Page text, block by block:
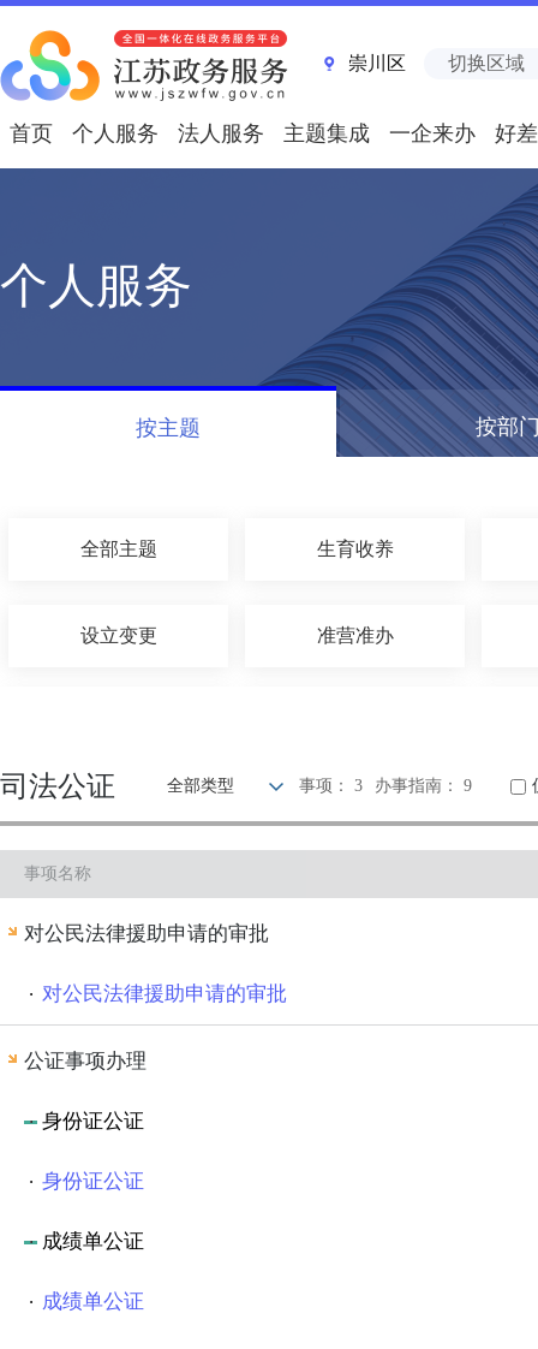
崇川区 切换区域
首页 个人服务 法人服务 主题集成 一企来办 好
个人服务
按主题 按部
全部主题 生育收养
设立变更 准营准办
文化体育 公用事业
司法公证 全部类型 事项： 3 办事指南： 9
事项名称
对公民法律援助申请的审批
对公民法律援助申请的审批
公证事项办理
身份证公证
身份证公证
成绩单公证
成绩单公证